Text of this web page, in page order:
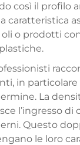
così il profilo
caratteristica
o prodotti
in
La
l’ingresso
Questo
le loro